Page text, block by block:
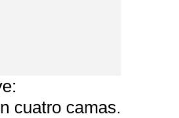
cuatro camas.